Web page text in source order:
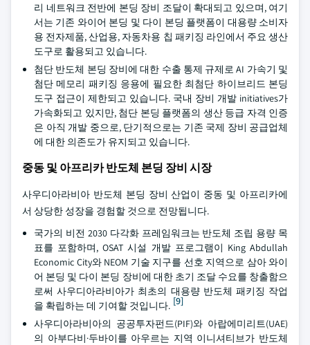
리 네트워크 전반에 본딩 장비 조달이 확대되고 있으며, 여기
서는 기존 와이어 본딩 및 다이 본딩 플랫폼이 대용량 소비자
용 전자제품, 산업용, 자동차용 칩 패키징 라인에서 주요 생산
도구로 활용되고 있습니다.
첨단 반도체 본딩 장비에 대한 수출 통제 규제로 AI 가속기 및
첨단 메모리 패키징 응용에 필요한 최첨단 하이브리드 본딩
도구 접근이 제한되고 있습니다. 국내 장비 개발 initiatives가
가속화되고 있지만, 첨단 본딩 플랫폼의 생산 등급 자격 인증
은 아직 개발 중으로, 단기적으로는 기존 국제 장비 공급업체
에 대한 의존도가 유지되고 있습니다.
중동 및 아프리카 반도체 본딩 장비 시장
사우디아라비아 반도체 본딩 장비 산업이 중동 및 아프리카에
서 상당한 성장을 경험할 것으로 전망됩니다.
국가의 비전 2030 다각화 프레임워크는 반도체 조립 용량 목
표를 포함하며, OSAT 시설 개발 프로그램이 King Abdullah
Economic City와 NEOM 기술 지구를 선호 지역으로 삼아 와이
어 본딩 및 다이 본딩 장비에 대한 초기 조달 수요를 창출함으
로써 사우디아라비아가 최초의 대용량 반도체 패키징 작업
을 확립하는 데 기여할 것입니다. [9]
사우디아라비아의 공공투자펀드(PIF)와 아랍에미리트(UAE)
의 아부다비·두바이를 아우르는 지역 이니셔티브가 반도체